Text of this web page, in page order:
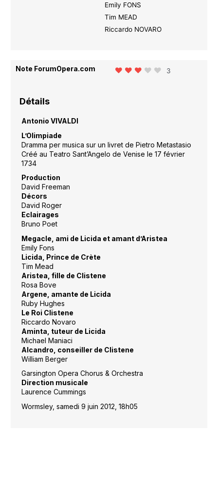
Emily FONS
Tim MEAD
Riccardo NOVARO
Note ForumOpera.com 3
Détails
Antonio VIVALDI
L’Olimpiade
Dramma per musica sur un livret de Pietro Metastasio
Créé au Teatro Sant’Angelo de Venise le 17 février
1734
Production
David Freeman
Décors
David Roger
Eclairages
Bruno Poet
Megacle, ami de Licida et amant d’Aristea
Emily Fons
Licida, Prince de Crète
Tim Mead
Aristea, fille de Clistene
Rosa Bove
Argene, amante de Licida
Ruby Hughes
Le Roi Clistene
Riccardo Novaro
Aminta, tuteur de Licida
Michael Maniaci
Alcandro, conseiller de Clistene
William Berger
Garsington Opera Chorus & Orchestra
Direction musicale
Laurence Cummings
Wormsley, samedi 9 juin 2012, 18h05